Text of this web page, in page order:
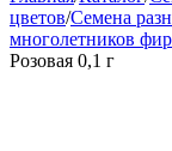
цветов/Семена
многолетников
Розовая 0,1 г